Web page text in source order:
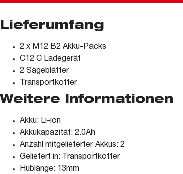
Lieferumfang
2 x M12 B2 Akku-Packs
C12 C Ladegerät
2 Sägeblätter
Transportkoffer
Weitere Informationen
Akku: Li-ion
Akkukapazität: 2.0Ah
Anzahl mitgelieferter Akkus: 2
Geliefert in: Transportkoffer
Hublänge: 13mm